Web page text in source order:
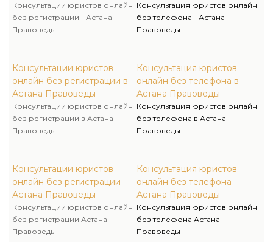
Консультации юристов онлайн
без регистрации - Астана
Правоведы
Консультации юристов
онлайн без регистрации в
Астана Правоведы
Консультации юристов онлайн
без регистрации в Астана
Правоведы
Консультации юристов
онлайн без регистрации
Астана Правоведы
Консультации юристов онлайн
без регистрации Астана
Правоведы
Консультация юристов онлайн
без телефона - Астана
Правоведы
Консультация юристов
онлайн без телефона в
Астана Правоведы
Консультация юристов онлайн
без телефона в Астана
Правоведы
Консультация юристов
онлайн без телефона
Астана Правоведы
Консультация юристов онлайн
без телефона Астана
Правоведы